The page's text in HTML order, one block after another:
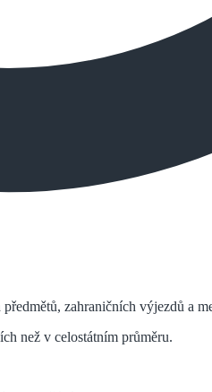
zahraničních výjezdů a
než v celostátním průměru.